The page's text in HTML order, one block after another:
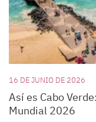
16 DE JUNIO DE 2026
Así es Cabo
Mundial 2026